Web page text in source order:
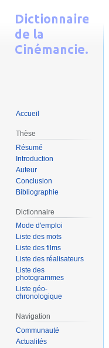
Accueil
Thèse
Résumé
Introduction
Auteur
Conclusion
Bibliographie
Dictionnaire
Mode d'emploi
Liste des mots
Liste des films
Liste des réalisateurs
Liste des
photogrammes
Liste géo-
chronologique
Navigation
Communauté
Actualités